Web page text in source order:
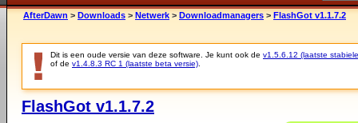
AfterDawn > Downloads > Netwerk > Downloadmanagers > FlashGot v1.1.7.2
Dit is een oude versie van deze software. Je kunt ook de v1.5.6.12 (laatste
of de v1.4.8.3 RC 1 (laatste beta versie)
FlashGot v1.1.7.2